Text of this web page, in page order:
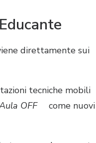
direttamente sui
tecniche mobili
OFF
come nuovi